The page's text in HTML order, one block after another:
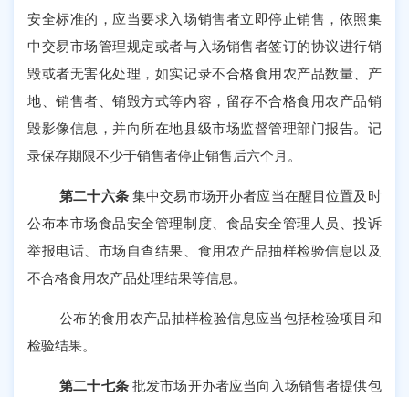
安全标准的，应当要求入场销售者立即停止销售，依照集
中交易市场管理规定或者与入场销售者签订的协议进行销
毁或者无害化处理，如实记录不合格食用农产品数量、产
地、销售者、销毁方式等内容，留存不合格食用农产品销
毁影像信息，并向所在地县级市场监督管理部门报告。记
录保存期限不少于销售者停止销售后六个月。
第二十六条 集中交易市场开办者应当在醒目位置及时
公布本市场食品安全管理制度、食品安全管理人员、投诉
举报电话、市场自查结果、食用农产品抽样检验信息以及
不合格食用农产品处理结果等信息。
公布的食用农产品抽样检验信息应当包括检验项目和
检验结果。
第二十七条 批发市场开办者应当向入场销售者提供包